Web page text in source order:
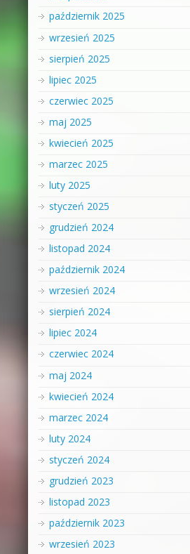
październik 2025
wrzesień 2025
sierpień 2025
lipiec 2025
czerwiec 2025
maj 2025
kwiecień 2025
marzec 2025
luty 2025
styczeń 2025
grudzień 2024
listopad 2024
październik 2024
wrzesień 2024
sierpień 2024
lipiec 2024
czerwiec 2024
maj 2024
kwiecień 2024
marzec 2024
luty 2024
styczeń 2024
grudzień 2023
listopad 2023
październik 2023
wrzesień 2023